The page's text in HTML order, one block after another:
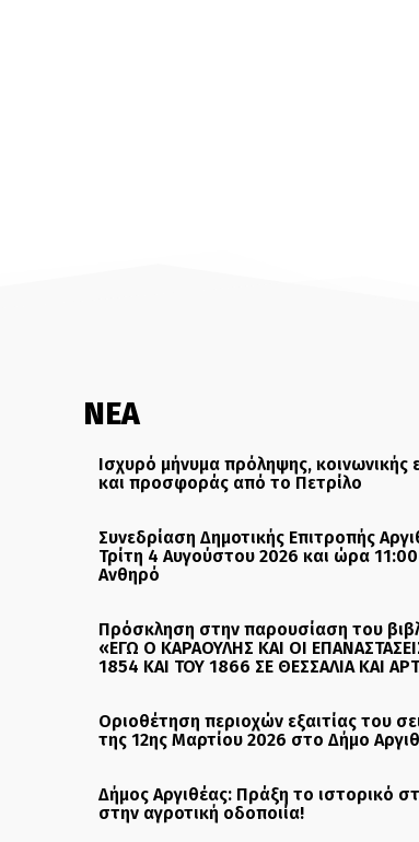
ΝΕΑ
Ισχυρό μήνυμα πρόληψης, κοινωνικής
και προσφοράς από το Πετρίλο
Συνεδρίαση Δημοτικής Επιτροπής
Τρίτη 4 Αυγούστου 2026 και ώρα
Ανθηρό
Πρόσκληση στην παρουσίαση του
«ΕΓΩ Ο ΚΑΡΑΟΥΛΗΣ ΚΑΙ ΟΙ
1854 ΚΑΙ ΤΟΥ 1866 ΣΕ ΘΕΣΣΑΛΙΑ ΚΑΙ
Οριοθέτηση περιοχών εξαιτίας του
της 12ης Μαρτίου 2026 στο Δήμο
Δήμος Αργιθέας: Πράξη το ιστορικό
στην αγροτική οδοποιία!